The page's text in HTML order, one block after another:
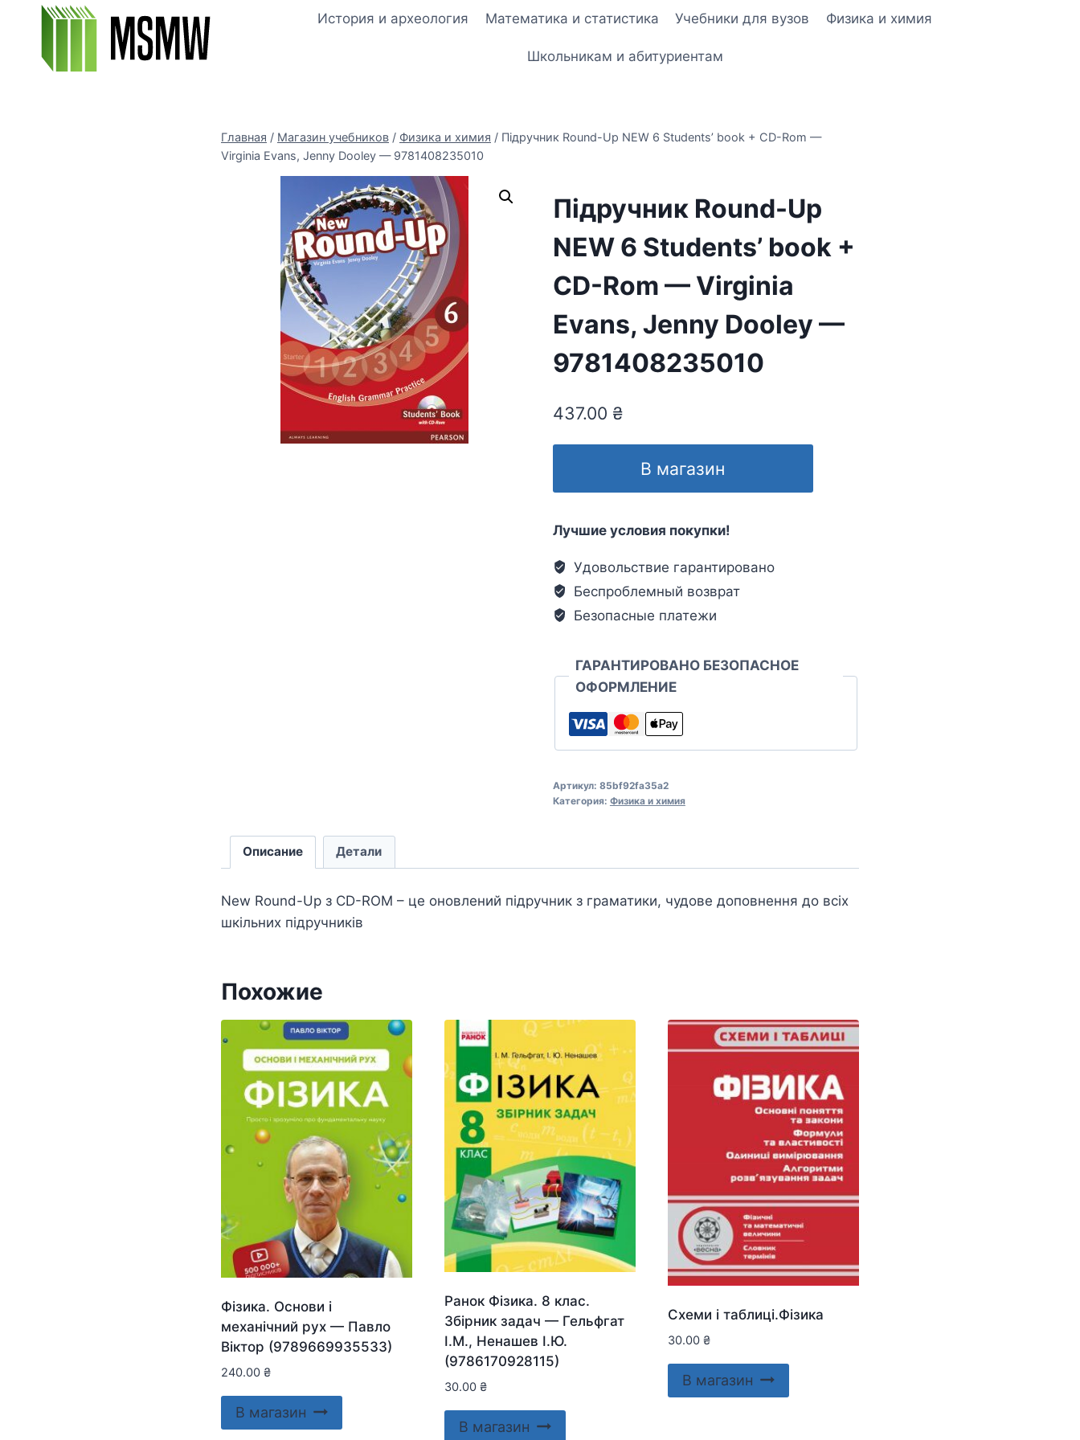
Перейти
содержимому
История и археология Математика и статистика Учебники для вузов Физика и химия
Школьникам и абитуриентам
Главная / Магазин учебников / Физика и химия / Підручник Round-Up NEW 6 Students’ book + CD-Rom —
Virginia Evans, Jenny Dooley — 9781408235010
Підручник Round-Up
NEW 6 Students’ book +
CD-Rom — Virginia
Evans, Jenny Dooley —
9781408235010
437.00 ₴
В магазин
Лучшие условия покупки!
Удовольствие гарантировано
Беспроблемный возврат
Безопасные платежи
ГАРАНТИРОВАНО БЕЗОПАСНОЕ
ОФОРМЛЕНИЕ
Артикул: 85bf92fa35a2
Категория: Физика и химия
Описание Детали
New Round-Up з CD-ROM – це оновлений підручник з граматики, чудове доповнення до всіх
шкільних підручників
Похожие
Фізика. Основи і
механічний рух — Павло
Віктор (9789669935533)
240.00 ₴
В магазин
Ранок Фізика. 8 клас.
Збірник задач — Гельфгат
І.М., Ненашев І.Ю.
(9786170928115)
30.00 ₴
В магазин
Схеми і таблиці.Фізика
30.00 ₴
В магазин